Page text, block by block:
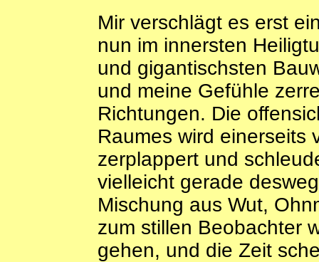
Mir verschlägt es erst
nun im innersten
und gigantischsten
und meine Gefühle
Richtungen. Die
Raumes wird einerseits
zerplappert und
vielleicht gerade
Mischung aus Wut,
zum stillen Beobachter
gehen, und die Zeit